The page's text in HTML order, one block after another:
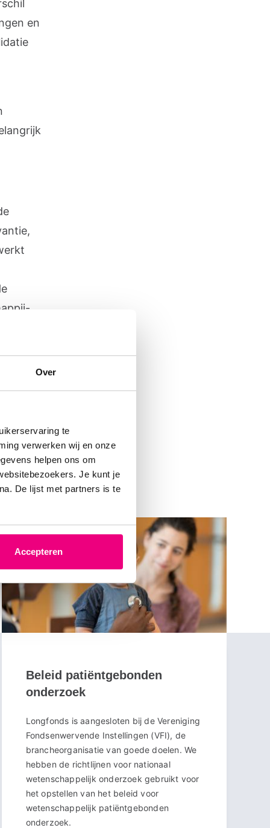
Over
te
verwerken wij en onze
helpen ons om
Je kunt je
De lijst met partners is te
Accepteren
en
Beleid patiëntgebonden
onderzoek
Longfonds is aangesloten bij de Vereniging
Fondsenwervende Instellingen (VFI), de
brancheorganisatie van goede doelen. We
hebben de richtlijnen voor nationaal
wetenschappelijk onderzoek gebruikt voor
het opstellen van het beleid voor
wetenschappelijk patiëntgebonden
onderzoek.